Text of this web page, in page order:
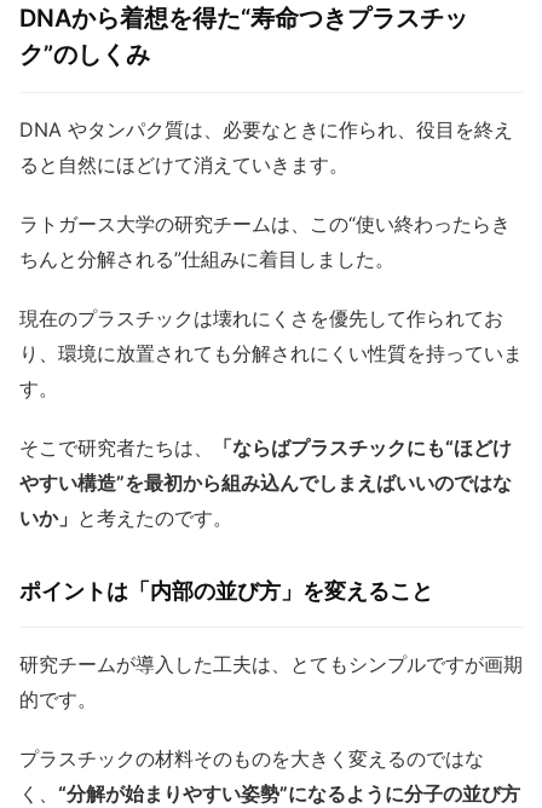
DNAから着想を得た“寿命つきプラスチッ
ク”のしくみ
DNA やタンパク質は、必要なときに作られ、役目を終え
ると自然にほどけて消えていきます。
ラトガース大学の研究チームは、この“使い終わったらき
ちんと分解される”仕組みに着目しました。
現在のプラスチックは壊れにくさを優先して作られてお
り、環境に放置されても分解されにくい性質を持っていま
す。
そこで研究者たちは、
「ならばプラスチックにも“ほどけ
やすい構造”を最初から組み込んでしまえばいいのではな
いか」 と考えたのです。
ポイントは「内部の並び方」を変えること
研究チームが導入した工夫は、とてもシンプルですが画期
的です。
プラスチックの材料そのものを大きく変えるのではな
く、 “分解が始まりやすい姿勢”になるように分子の並び方